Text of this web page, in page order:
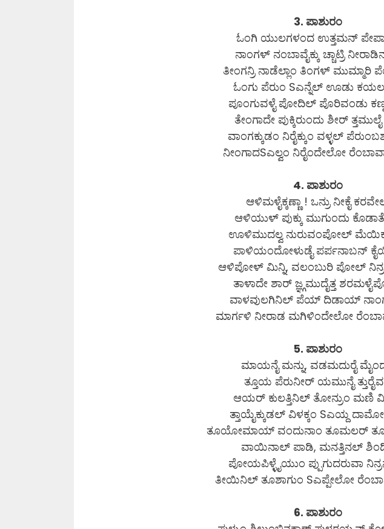
3. ಪಾಶುರಂ
ಓಂಗಿ ಯುಲಗಳಂದ ಉತ್ತಮನ್
ನಾಂಗಳ್ ನಂಬಾವೈಕ್ಕು ಚ್ಚಾಟ್ರಿ
ತೀಂಗನ್ರಿ ನಾಡೆಲ್ಲಾಂ ತಿಂಗಳ್ ಮುಮ್ಮಾರಿ
ಓಂಗು ಪೆರುಂ Sಎನ್ನೆಲ್ ಊಡು
ಪೂಂಗುವಳೈ ಪೋದಿಲ್ ಪೊರಿವಂಡು
ತೇಂಗಾದೇ ಪುಕ್ಕಿರುಂದು ಶೀರ್
ವಾಂಗಕ್ಕುಡಂ ನಿರೈಕ್ಕುಂ ವಳ್ಳಲ್
ನೀಂಗಾದSಎಲ್ವಂ ನಿರೈಂದೇಲೋ
4. ಪಾಶುರಂ
ಆಳಿಮಳೈಕ್ಕಣ್ಣಾ ! ಒನ್ರು ನೀಕೈ
ಆಳಿಯುಳ್ ಪುಕ್ಕು ಮುಗುಂದು
ಊಳಿಮುದಲ್ವ ನುರುವಂಪೋಲ್
ಪಾಳಿಯಂದೋಳುಡೈ ಪರ್ಪನಾಬನ್
ಆಳಿಪೋಳ್ ಮಿನ್ನಿ, ವಲಂಬುರಿ ಪೋಲ್
ತಾಳಾದೇ ಶಾರ್ ಜ್ಞ್ಗಮುದೈತ್ತ
ವಾಳವುಲಗಿನಿಲ್ ಪೆಯ್ ದಿಡಾಯ್
ಮಾರ್ಗಳಿ ನೀರಾಡ ಮಗಿಳಿಂದೇಲೋ
5. ಪಾಶುರಂ
ಮಾಯನೈ ಮನ್ನು, ವಡಮದುರೈ
ತ್ತೂಯ ಪೆರುನೀರ್ ಯಮುನೈ
ಆಯರ್ ಕುಲತ್ತಿನಿಲ್ ತೋನ್ರುಂ ಮಣಿ
ತ್ತಾಯೈಕ್ಕುಡಲ್ ವಿಳಕ್ಕಂ Sಎಯ್ದ
ತೂಯೋಮಾಯ್ ವಂದುನಾಂ ತೂಮಲರ್
ವಾಯಿನಾಲ್ ಪಾಡಿ, ಮನತ್ತಿನಲ್
ಪೋಯಪಿಳ್ಳೈಯುಂ ಪ್ಪುಗುದರುವಾ
ತೀಯಿನಿಲ್ ತೂಶಾಗುಂ Sಎಪ್ಪೇಲೋ
6. ಪಾಶುರಂ